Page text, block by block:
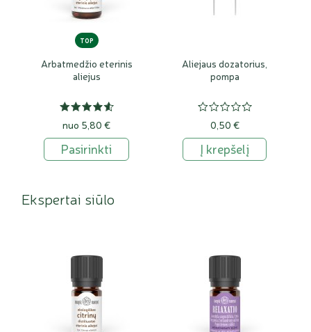
TOP
Arbatmedžio eterinis
aliejus
nuo 5,80 €
Pasirinkti
Aliejaus dozatorius,
pompa
0,50 €
Į krepšelį
Ekspertai siūlo